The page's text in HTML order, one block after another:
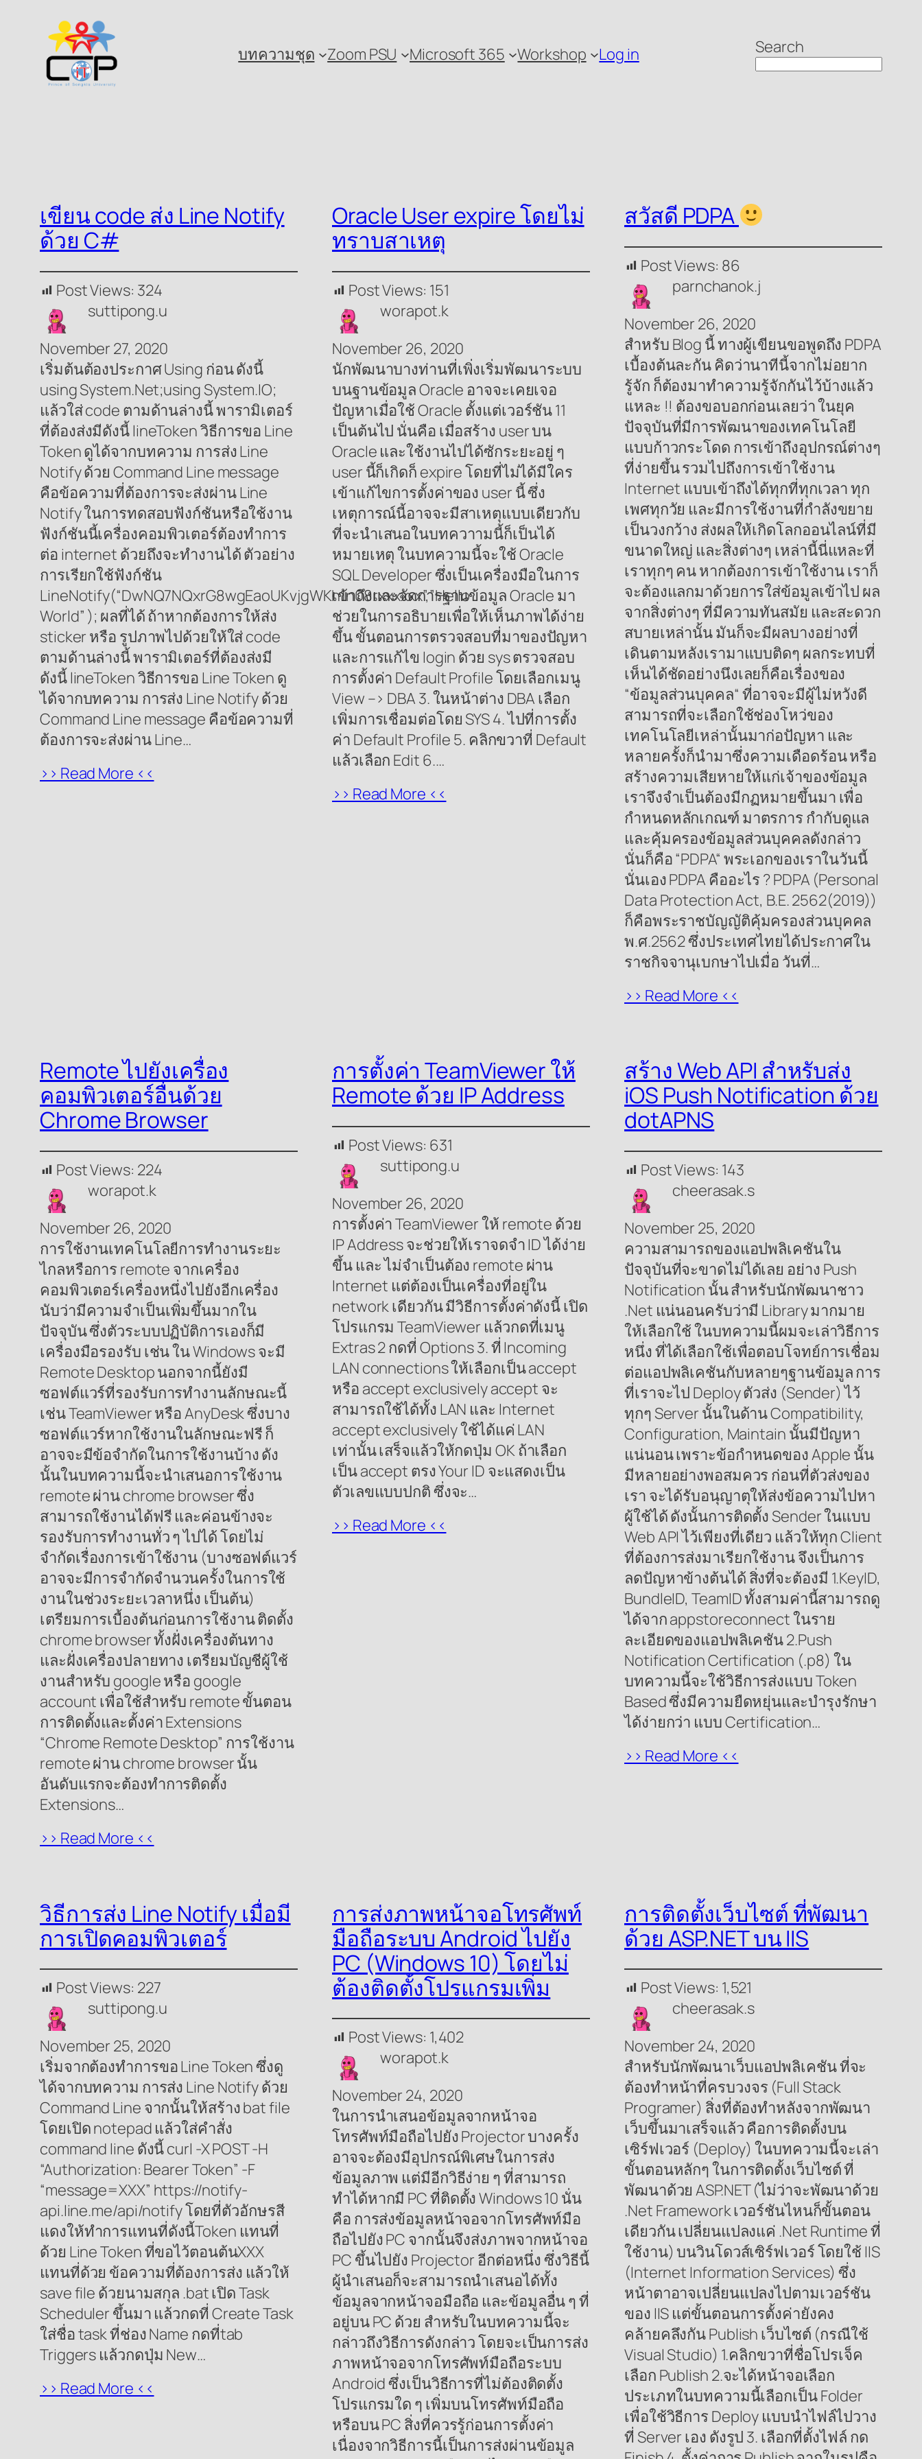
content
บทความชุด Zoom PSU Microsoft 365 Workshop Log in Search
เขียน code ส่ง Line Notify
ด้วย C#
Post Views: 324
suttipong.u
November 27, 2020
เริ่มต้นต้องประกาศ Using ก่อน ดังนี้
using System.Net;using System.IO;
แล้วใส่ code ตามด้านล่างนี้ พารามิเตอร์
ที่ต้องส่งมีดังนี้ lineToken วิธีการขอ Line
Token ดูได้จากบทความ การส่ง Line
Notify ด้วย Command Line message
คือข้อความที่ต้องการจะส่งผ่าน Line
Notify ในการทดสอบฟังก์ชันหรือใช้งาน
ฟังก์ชันนี้เครื่องคอมพิวเตอร์ต้องทำการ
ต่อ internet ด้วยถึงจะทำงานได้ ตัวอย่าง
การเรียกใช้ฟังก์ชัน
LineNotify(“DwNQ7NQxrG8wgEaoUKvjgWKh1n08rxxxxxx”,”Hello
World” ); ผลที่ได้ ถ้าหากต้องการให้ส่ง
sticker หรือ รูปภาพไปด้วยให้ใส่ code
ตามด้านล่างนี้ พารามิเตอร์ที่ต้องส่งมี
ดังนี้ lineToken วิธีการขอ Line Token ดู
ได้จากบทความ การส่ง Line Notify ด้วย
Command Line message คือข้อความที่
ต้องการจะส่งผ่าน Line…
>> Read More <<
Oracle User expire โดยไม่
ทราบสาเหตุ
Post Views: 151
worapot.k
November 26, 2020
นักพัฒนาบางท่านที่เพิ่งเริ่มพัฒนาระบบ
บนฐานข้อมูล Oracle อาจจะเคยเจอ
ปัญหาเมื่อใช้ Oracle ตั้งแต่เวอร์ชัน 11
เป็นต้นไป นั่นคือ เมื่อสร้าง user บน
Oracle และใช้งานไปได้ซักระยะอยู่ ๆ
user นี้ก็เกิดก็ expire โดยที่ไม่ได้มีใคร
เข้าแก้ไขการตั้งค่าของ user นี้ ซึ่ง
เหตุการณ์นี้อาจจะมีสาเหตุแบบเดียวกับ
ที่จะนำเสนอในบทควาามนี้ก็เป็นได้
หมายเหตุ ในบทความนี้จะใช้ Oracle
SQL Developer ซึ่งเป็นเครื่องมือในการ
เข้าถึงและจัดการฐานข้อมูล Oracle มา
ช่วยในการอธิบายเพื่อให้เห็นภาพได้ง่าย
ขึ้น ขั้นตอนการตรวจสอบที่มาของปัญหา
และการแก้ไข login ด้วย sys ตรวจสอบ
การตั้งค่า Default Profile โดยเลือกเมนู
View –> DBA 3. ในหน้าต่าง DBA เลือก
เพิ่มการเชื่อมต่อโดย SYS 4. ไปที่การตั้ง
ค่า Default Profile 5. คลิกขวาที่ Default
แล้วเลือก Edit 6.…
>> Read More <<
สวัสดี PDPA
Post Views: 86
parnchanok.j
November 26, 2020
สำหรับ Blog นี้ ทางผู้เขียนขอพูดถึง PDPA
เบื้องต้นละกัน คิดว่านาทีนี้จากไม่อยาก
รู้จัก ก็ต้องมาทำความรู้จักกันไว้บ้างแล้ว
แหละ !! ต้องขอบอกก่อนเลยว่า ในยุค
ปัจจุบันที่มีการพัฒนาของเทคโนโลยี
แบบก้าวกระโดด การเข้าถึงอุปกรณ์ต่างๆ
ที่ง่ายขึ้น รวมไปถึงการเข้าใช้งาน
Internet แบบเข้าถึงได้ทุกที่ทุกเวลา ทุก
เพศทุกวัย และมีการใช้งานที่กำลังขยาย
เป็นวงกว้าง ส่งผลให้เกิดโลกออนไลน์ที่มี
ขนาดใหญ่ และสิ่งต่างๆ เหล่านี้นี่แหละที่
เราทุกๆ คน หากต้องการเข้าใช้งาน เราก็
จะต้องแลกมาด้วยการใส่ข้อมูลเข้าไป ผล
จากสิ่งต่างๆ ที่มีความทันสมัย และสะดวก
สบายเหล่านั้น มันก็จะมีผลบางอย่างที่
เดินตามหลังเรามาแบบติดๆ ผลกระทบที่
เห็นได้ชัดอย่างนึงเลยก็คือเรื่องของ
“ข้อมูลส่วนบุคคล“ ที่อาจจะมีผู้ไม่หวังดี
สามารถที่จะเลือกใช้ช่องโหว่ของ
เทคโนโลยีเหล่านั้นมาก่อปัญหา และ
หลายครั้งก็นำมาซึ่งความเดือดร้อน หรือ
สร้างความเสียหายให้แก่เจ้าของข้อมูล
เราจึงจำเป็นต้องมีกฏหมายขึ้นมา เพื่อ
กำหนดหลักเกณฑ์ มาตรการ กำกับดูแล
และคุ้มครองข้อมูลส่วนบุคคลดังกล่าว
นั่นก็คือ “PDPA“ พระเอกของเราในวันนี้
นั่นเอง PDPA คืออะไร ? PDPA (Personal
Data Protection Act, B.E. 2562(2019))
ก็คือพระราชบัญญัติคุ้มครองส่วนบุคคล
พ.ศ.2562 ซึ่งประเทศไทยได้ประกาศใน
ราชกิจจานุเบกษาไปเมื่อ วันที่…
>> Read More <<
Remote ไปยังเครื่อง
คอมพิวเตอร์อื่นด้วย
Chrome Browser
Post Views: 224
worapot.k
November 26, 2020
การใช้งานเทคโนโลยีการทำงานระยะ
ไกลหรือการ remote จากเครื่อง
คอมพิวเตอร์เครื่องหนึ่งไปยังอีกเครื่อง
นับว่ามีความจำเป็นเพิ่มขึ้นมากใน
ปัจจุบัน ซึ่งตัวระบบปฏิบัติการเองก็มี
เครื่องมือรองรับ เช่น ใน Windows จะมี
Remote Desktop นอกจากนี้ยังมี
ซอฟต์แวร์ที่รองรับการทำงานลักษณะนี้
เช่น TeamViewer หรือ AnyDesk ซึ่งบาง
ซอฟต์แวร์หากใช้งานในลักษณะฟรี ก็
อาจจะมีข้อจำกัดในการใช้งานบ้าง ดัง
นั้นในบทความนี้จะนำเสนอการใช้งาน
remote ผ่าน chrome browser ซึ่ง
สามารถใช้งานได้ฟรี และค่อนข้างจะ
รองรับการทำงานทั่ว ๆ ไปได้ โดยไม่
จำกัดเรื่องการเข้าใช้งาน (บางซอฟต์แวร์
อาจจะมีการจำกัดจำนวนครั้งในการใช้
งานในช่วงระยะเวลาหนึ่ง เป็นต้น)
เตรียมการเบื้องต้นก่อนการใช้งาน ติดตั้ง
chrome browser ทั้งฝั่งเครื่องต้นทาง
และฝั่งเครื่องปลายทาง เตรียมบัญชีผู้ใช้
งานสำหรับ google หรือ google
account เพื่อใช้สำหรับ remote ขั้นตอน
การติดตั้งและตั้งค่า Extensions
“Chrome Remote Desktop” การใช้งาน
remote ผ่าน chrome browser นั้น
อันดับแรกจะต้องทำการติดตั้ง
Extensions…
>> Read More <<
การตั้งค่า TeamViewer ให้
Remote ด้วย IP Address
Post Views: 631
suttipong.u
November 26, 2020
การตั้งค่า TeamViewer ให้ remote ด้วย
IP Address จะช่วยให้เราจดจำ ID ได้ง่าย
ขึ้น และ ไม่จำเป็นต้อง remote ผ่าน
Internet แต่ต้องเป็นเครื่องที่อยู่ใน
network เดียวกัน มีวิธีการตั้งค่าดังนี้ เปิด
โปรแกรม TeamViewer แล้วกดที่เมนู
Extras 2 กดที่ Options 3. ที่ Incoming
LAN connections ให้เลือกเป็น accept
หรือ accept exclusively accept จะ
สามารถใช้ได้ทั้ง LAN และ Internet
accept exclusively ใช้ได้แค่ LAN
เท่านั้น เสร็จแล้วให้กดปุ่ม OK ถ้าเลือก
เป็น accept ตรง Your ID จะแสดงเป็น
ตัวเลขแบบปกติ ซึ่งจะ…
>> Read More <<
สร้าง Web API สำหรับส่ง
iOS Push Notification ด้วย
dotAPNS
Post Views: 143
cheerasak.s
November 25, 2020
ความสามารถของแอปพลิเคชันใน
ปัจจุบันที่จะขาดไม่ได้เลย อย่าง Push
Notification นั้น สำหรับนักพัฒนาชาว
.Net แน่นอนครับว่ามี Library มากมาย
ให้เลือกใช้ ในบทความนี้ผมจะเล่าวิธีการ
หนึ่ง ที่ได้เลือกใช้เพื่อตอบโจทย์การเชื่อม
ต่อแอปพลิเคชันกับหลายๆฐานข้อมูล การ
ที่เราจะไป Deploy ตัวส่ง (Sender) ไว้
ทุกๆ Server นั้นในด้าน Compatibility,
Configuration, Maintain นั้นมีปัญหา
แน่นอน เพราะข้อกำหนดของ Apple นั้น
มีหลายอย่างพอสมควร ก่อนที่ตัวส่งของ
เรา จะได้รับอนุญาตุให้ส่งข้อความไปหา
ผู้ใช้ได้ ดังนั้นการติดตั้ง Sender ในแบบ
Web API ไว้เพียงที่เดียว แล้วให้ทุก Client
ที่ต้องการส่งมาเรียกใช้งาน จึงเป็นการ
ลดปัญหาข้างต้นได้ สิ่งที่จะต้องมี 1.KeyID,
BundleID, TeamID ทั้งสามค่านี้สามารถดู
ได้จาก appstoreconnect ในราย
ละเอียดของแอปพลิเคชัน 2.Push
Notification Certification (.p8) ใน
บทความนี้จะใช้วิธีการส่งแบบ Token
Based ซึ่งมีความยืดหยุ่นและบำรุงรักษา
ได้ง่ายกว่า แบบ Certification…
>> Read More <<
วิธีการส่ง Line Notify เมื่อมี
การเปิดคอมพิวเตอร์
Post Views: 227
suttipong.u
November 25, 2020
เริ่มจากต้องทำการขอ Line Token ซึ่งดู
ได้จากบทความ การส่ง Line Notify ด้วย
Command Line จากนั้นให้สร้าง bat file
โดยเปิด notepad แล้วใส่คำสั่ง
command line ดังนี้ curl -X POST -H
“Authorization: Bearer Token” -F
“message=XXX” https://notify-
api.line.me/api/notify โดยที่ตัวอักษรสี
แดงให้ทำการแทนที่ดังนี้Token แทนที่
ด้วย Line Token ที่ขอไว้ตอนต้นXXX
แทนที่ด้วย ข้อความที่ต้องการส่ง แล้วให้
save file ด้วยนามสกุล .bat เปิด Task
Scheduler ขึ้นมา แล้วกดที่ Create Task
ใส่ชื่อ task ที่ช่อง Name กดที่tab
Triggers แล้วกดปุ่ม New…
>> Read More <<
การส่งภาพหน้าจอโทรศัพท์
มือถือระบบ Android ไปยัง
PC (Windows 10) โดยไม่
ต้องติดตั้งโปรแกรมเพิ่ม
Post Views: 1,402
worapot.k
November 24, 2020
ในการนำเสนอข้อมูลจากหน้าจอ
โทรศัพท์มือถือไปยัง Projector บางครั้ง
อาจจะต้องมีอุปกรณ์พิเศษในการส่ง
ข้อมูลภาพ แต่มีอีกวิธีง่าย ๆ ที่สามารถ
ทำได้หากมี PC ที่ติดตั้ง Windows 10 นั่น
คือ การส่งข้อมูลหน้าจอจากโทรศัพท์มือ
ถือไปยัง PC จากนั้นจึงส่งภาพจากหน้าจอ
PC ขึ้นไปยัง Projector อีกต่อหนึ่ง ซึ่งวิธีนี้
ผู้นำเสนอก็จะสามารถนำเสนอได้ทั้ง
ข้อมูลจากหน้าจอมือถือ และข้อมูลอื่น ๆ ที่
อยู่บน PC ด้วย สำหรับในบทความนี้จะ
กล่าวถึงวิธีการดังกล่าว โดยจะเป็นการส่ง
ภาพหน้าจอจากโทรศัพท์มือถือระบบ
Android ซึ่งเป็นวิธีการที่ไม่ต้องติดตั้ง
โปรแกรมใด ๆ เพิ่มบนโทรศัพท์มือถือ
หรือบน PC สิ่งที่ควรรู้ก่อนการตั้งค่า
เนื่องจากวิธีการนี้เป็นการส่งผ่านข้อมูล
การติดตั้งเว็บไซต์ ที่พัฒนา
ด้วย ASP.NET บน IIS
Post Views: 1,521
cheerasak.s
November 24, 2020
สำหรับนักพัฒนาเว็บแอปพลิเคชัน ที่จะ
ต้องทำหน้าที่ครบวงจร (Full Stack
Programer) สิ่งที่ต้องทำหลังจากพัฒนา
เว็บขึ้นมาเสร็จแล้ว คือการติดตั้งบน
เซิร์ฟเวอร์ (Deploy) ในบทความนี้จะเล่า
ขั้นตอนหลักๆ ในการติดตั้งเว็บไซต์ ที่
พัฒนาด้วย ASP.NET (ไม่ว่าจะพัฒนาด้วย
.Net Framework เวอร์ชันไหนก็ขั้นตอน
เดียวกัน เปลี่ยนแปลงแค่ .Net Runtime ที่
ใช้งาน) บนวินโดวส์เซิร์ฟเวอร์ โดยใช้ IIS
(Internet Information Services) ซึ่ง
หน้าตาอาจเปลี่ยนแปลงไปตามเวอร์ชัน
ของ IIS แต่ขั้นตอนการตั้งค่ายังคง
คล้ายคลึงกัน Publish เว็บไซต์ (กรณีใช้
Visual Studio) 1.คลิกขวาที่ชื่อโปรเจ็ค
เลือก Publish 2.จะได้หน้าจอเลือก
ประเภทในบทความนี้เลือกเป็น Folder
เพื่อใช้วิธีการ Deploy แบบนำไฟล์ไปวาง
ที่ Server เอง ดังรูป 3. เลือกที่ตั้งไฟล์ กด